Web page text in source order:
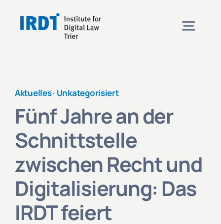
Projects
Contact & Directions
Aktuelles · Unkategorisiert
Fünf Jahre an der
Schnittstelle
zwischen Recht und
Digitalisierung: Das
IRDT feiert